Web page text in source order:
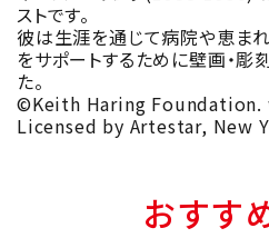
ストです。
彼は生涯を通じて病院や恵ま
をサポートするために壁画・彫
た。
©Keith Haring Foundation.
Licensed by Artestar, New
おすす